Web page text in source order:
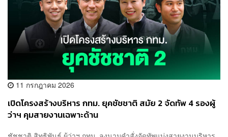
11 กรกฎาคม 2026
เปิดโครงสร้างบริหาร กทม. ยุคชัชชาติ สมัย 2 จัดทัพ 4 รองผู้
ว่าฯ คุมสายงานเฉพาะด้าน